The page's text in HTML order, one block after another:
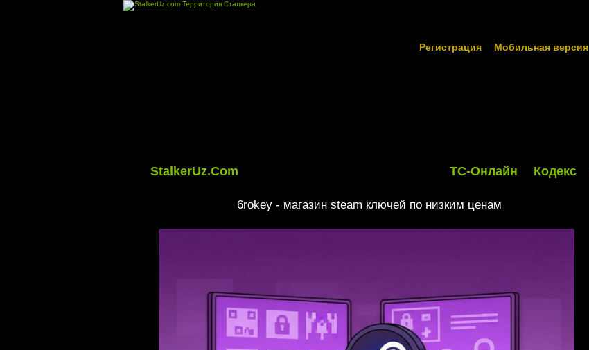
Регистрация Мобильная версия
StalkerUz.Com ТС-Онлайн Кодекс
6rokey - магазин steam ключей по низким ценам